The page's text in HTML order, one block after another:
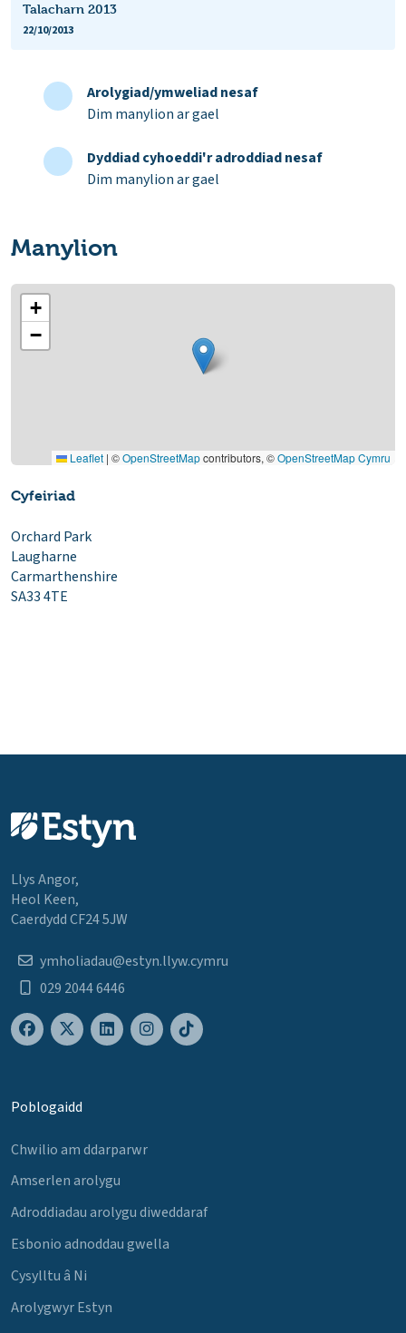
Talacharn 2013
22/10/2013
Arolygiad/ymweliad nesaf
Dim manylion ar gael
Dyddiad cyhoeddi'r adroddiad nesaf
Dim manylion ar gael
Manylion
+
−
Leaflet | ©OpenStreetMapcontributors, ©OpenStreetMap Cymru
Cyfeiriad
Orchard Park
Laugharne
Carmarthenshire
SA33 4TE
Llys Angor,
Heol Keen,
Caerdydd CF24 5JW
ymholiadau@estyn.llyw.cymru
029 2044 6446
Poblogaidd
Chwilio am ddarparwr
Amserlen arolygu
Adroddiadau arolygu diweddaraf
Esbonio adnoddau gwella
Cysylltu â Ni
Arolygwyr Estyn